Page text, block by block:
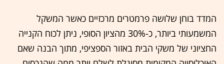
המדד בוחן שלושה פרמטרים מרכזיים כאשר המשקל
המשמעותי ביותר, כ-30% מהציון הסופי, ניתן לכוח הקנייה
החציוני של משקי הבית באזור הספציפי, מתוך הבנה שאם